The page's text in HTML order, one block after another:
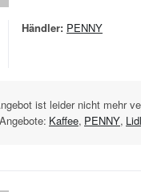
Händler: PENNY
ist leider nicht mehr
Kaffee, PENNY, Lidl